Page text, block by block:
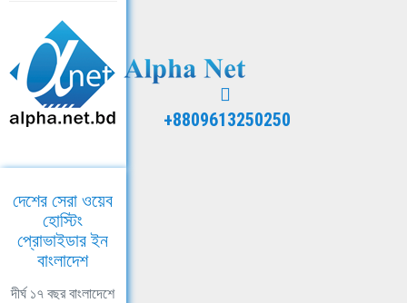
+8809613250250
দেশের সেরা ওয়েব
হোস্টিং
প্রোভাইডার ইন
বাংলাদেশ
দীর্ঘ ১৭ বছর বাংলাদেশে